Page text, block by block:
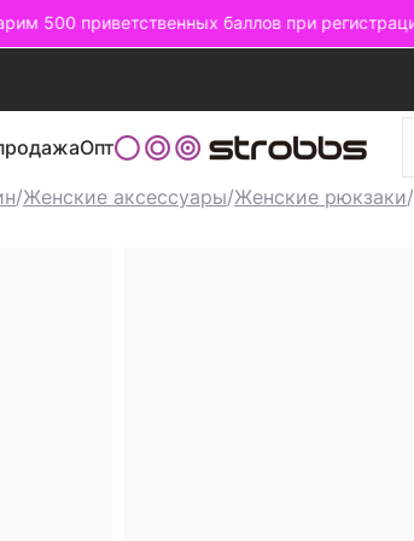
500 приветственных баллов при регистрации
Опт
/Женские аксессуары/Женские рюкзаки/